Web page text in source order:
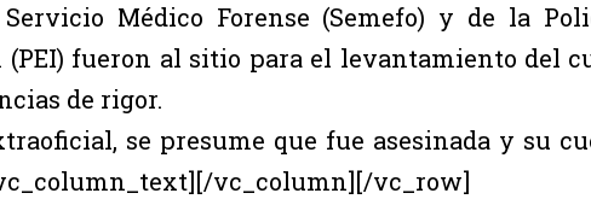
Médico Forense (Semefo) y de la
(PEI) fueron al sitio para el levantamiento del
de rigor.
se presume que fue asesinada y su
vc_column][/vc_row]